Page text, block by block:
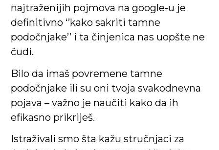
najtraženijih pojmova na google-u je
definitivno ‘’kako sakriti tamne
podočnjake’’ i ta činjenica nas uopšte ne
čudi.
Bilo da imaš povremene tamne
podočnjake ili su oni tvoja svakodnevna
pojava – važno je naučiti kako da ih
efikasno prikriješ.
Istraživali smo šta kažu stručnjaci za